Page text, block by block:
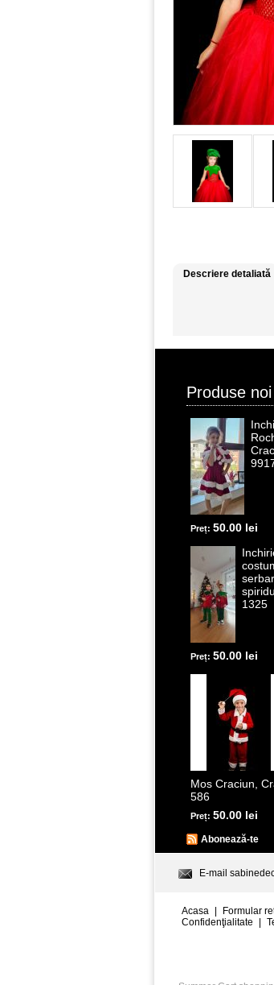
Descriere detaliată
Produse noi
Preț: 50.00 lei
1325
Preț: 50.00 lei
Mos Craciun,
586
Preț: 50.00 lei
Abonează-te
E-mail
Acasa Formular
Confidenţialitate